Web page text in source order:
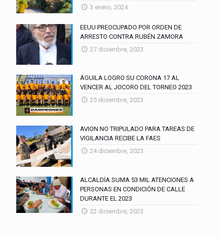
3 enero, 2024
EEUU PREOCUPADO POR ORDEN DE
ARRESTO CONTRA RUBÉN ZAMORA
27 diciembre, 2023
ÁGUILA LOGRO SU CORONA 17 AL
VENCER AL JOCORO DEL TORNEO 2023
25 diciembre, 2023
AVION NO TRIPULADO PARA TAREAS DE
VIGILANCIA RECIBE LA FAES
24 diciembre, 2023
ALCALDÍA SUMA 53 MIL ATENCIONES A
PERSONAS EN CONDICIÓN DE CALLE
DURANTE EL 2023
22 diciembre, 2023